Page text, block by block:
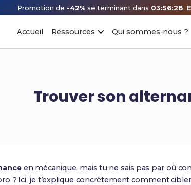
Promotion de -42% se terminant dans 03:56:27.
Accueil Ressources Qui sommes-nous ?
Trouver son
en mécanique, mais tu ne sais pas par où
? Ici, je t’explique concrètement comment